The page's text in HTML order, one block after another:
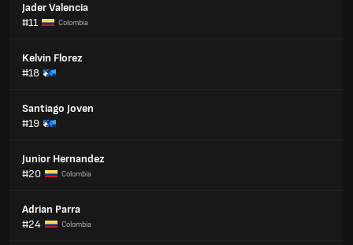
Jader Valencia
#11
Colombia
Kelvin Florez
#18
Santiago Joven
#19
Junior Hernandez
#20
Colombia
Adrian Parra
#24
Colombia